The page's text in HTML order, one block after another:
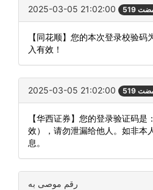
2025-03-05 21:02:00 مضت
【同花顺】您的本次登录校验
入有效！
2025-03-05 21:02:00 مضت
【华西证券】您的登录验证码
效），请勿泄漏给他人。如非本
息。
رقم موصى به